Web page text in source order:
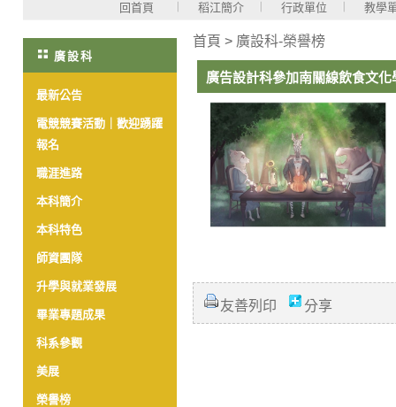
回首頁 稻江簡介 行政單位 教學
廣設科
最新公告
電競競賽活動｜歡迎踴躍
報名
職涯進路
本科簡介
本科特色
師資團隊
升學與就業發展
畢業專題成果
科系參觀
美展
榮譽榜
首頁 > 廣設科-榮譽榜
廣告設計科參加南關線飲食文
友善列印 分享